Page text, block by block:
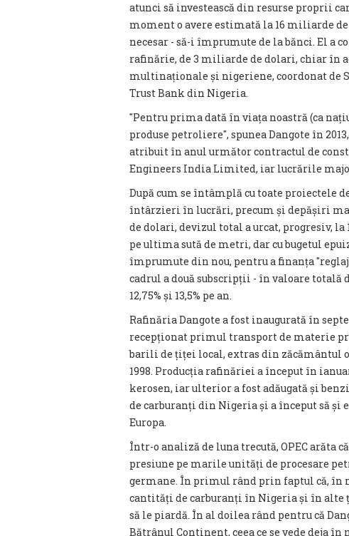
atunci să investească din resurse proprii
moment o avere estimată la 16 miliarde
necesar - să-i împrumute de la bănci. El
rafinărie, de 3 miliarde de dolari, chiar în
multinaționale și nigeriene, coordonat de
Trust Bank din Nigeria.
″Pentru prima dată în viața noastră (ca
produse petroliere″, spunea Dangote în
atribuit în anul următor contractul de
Engineers India Limited, iar lucrările
După cum se întâmplă cu toate proiectele
întârzieri în lucrări, precum și depășiri
de dolari, devizul total a urcat, progresiv,
pe ultima sută de metri, dar cu bugetul
împrumute din nou, pentru a finanța
cadrul a două subscripții - în valoare totală
12,75% și 13,5% pe an.
Rafinăria Dangote a fost inaugurată în
recepționat primul transport de materie
barili de țiței local, extras din zăcământul
1998. Producția rafinăriei a început în
kerosen, iar ulterior a fost adăugată și
de carburanți din Nigeria și a început să
Europa.
Într-o analiză de luna trecută, OPEC arăta
presiune pe marile unități de procesare
germane. În primul rând prin faptul că,
cantități de carburanți în Nigeria și în alte
să le piardă. În al doilea rând pentru că
Bătrânul Continent, ceea ce se vede deja